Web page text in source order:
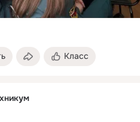
Класс